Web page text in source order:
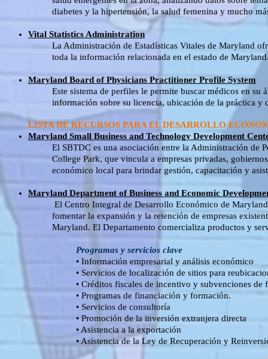
diabetes y la hipertensión, la salud femenina y mucho
Vital Statistics Administration
La Administración de Estadísticas Vitales de Maryland
toda la información relacionada en el estado de
Maryland Board of Physicians Practitioner Profile System
Este sistema de perfiles le permite buscar médicos en
información sobre su licencia, ubicación de la práctica
LISTA DE RECURSOS PARA EL DESARROLLO
Maryland Small Business and Technology Development
El SBTDC es una asociación entre la Administración de
College Park, que vincula a empresas privadas,
económico local para brindar gestión, capacitación y
Maryland Department of Business and Economic
El Centro Integral de Desarrollo Económico de
fomentar la expansión y la retención de empresas
Maryland. El Departamento comercializa productos y
Programas y servicios clave
• Información empresarial y análisis económico
• Servicios de localización de sitios para
• Créditos fiscales de incentivo y subvenciones de
• Programas de financiación y formación.
• Servicios de consultoría
• Promoción de la inversión extranjera directa
• Asistencia a la exportación
• Asistencia de la Ley de Recuperación y